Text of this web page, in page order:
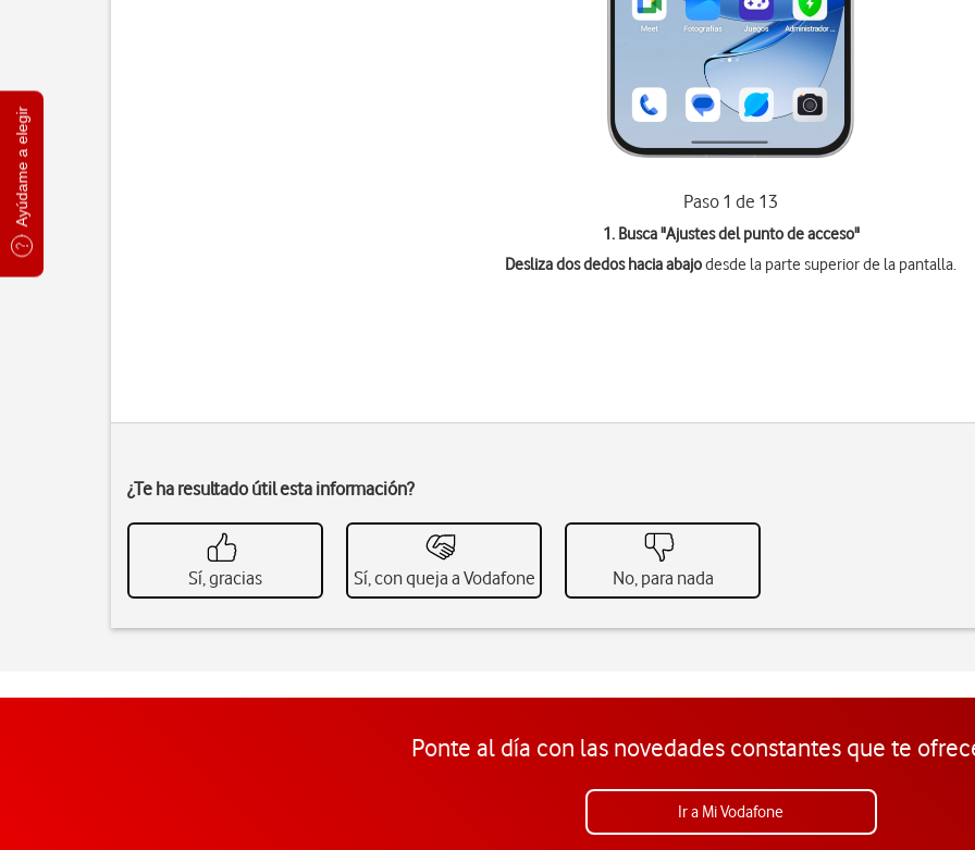
Ayúdame a elegir Paso 1 de 13
1. Busca "Ajustes del punto de acceso"
Desliza dos dedos hacia abajodesde la parte superior de la pantalla.
¿Te ha resultado útil esta información?
Sí, gracias Sí, con queja a Vodafone No, para nada
Ponte al día con las novedades constantes que te
Ir a Mi Vodafone